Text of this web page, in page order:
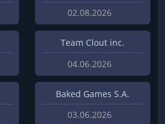
02.08.2026
Team Clout inc.
04.06.2026
Baked Games S.A.
03.06.2026